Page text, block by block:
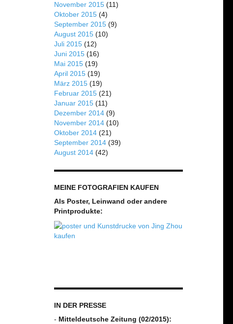
November 2015(11)
Oktober 2015(4)
September 2015(9)
August 2015(10)
Juli 2015(12)
Juni 2015(16)
Mai 2015(19)
April 2015(19)
März 2015(19)
Februar 2015(21)
Januar 2015(11)
Dezember 2014(9)
November 2014(10)
Oktober 2014(21)
September 2014(39)
August 2014(42)
MEINE FOTOGRAFIEN KAUFEN
Als Poster, Leinwand oder andere
Printprodukte:
IN DER PRESSE
- Mitteldeutsche Zeitung (02/2015):